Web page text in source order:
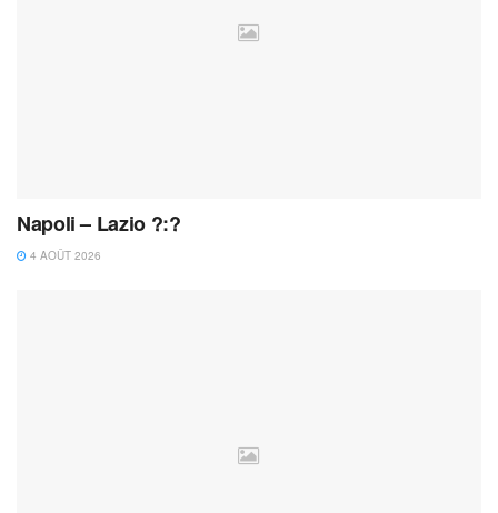
Napoli – Lazio ?:?
4 AOÛT 2026